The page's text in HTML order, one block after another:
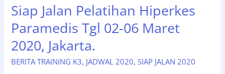
Tgl
30
Maret-
03
April
Siap Jalan Pelatihan Hiperkes
Paramedis Tgl 02-06 Maret
2020, Jakarta.
BERITA TRAINING K3, JADWAL 2020,SIAP JALAN 2020